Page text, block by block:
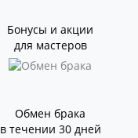
Бонусы и акции
для мастеров
Обмен брака
в течении 30 дней